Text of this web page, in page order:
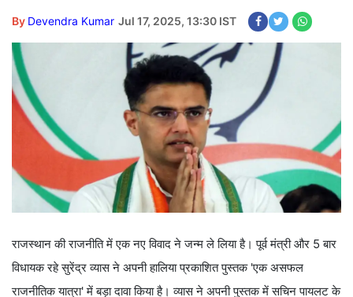
By Devendra Kumar Jul 17, 2025, 13:30 IST
राजस्थान की राजनीति में एक नए विवाद ने जन्म ले लिया है। पूर्व मंत्री और 5 बार
विधायक रहे सुरेंद्र व्यास ने अपनी हालिया प्रकाशित पुस्तक 'एक असफल
राजनीतिक यात्रा' में बड़ा दावा किया है। व्यास ने अपनी पुस्तक में सचिन पायलट के